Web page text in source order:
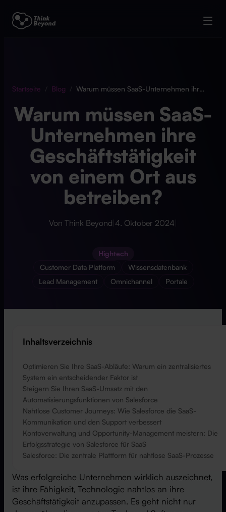
Startseite Blog Warum müssen SaaS-Unternehmen ihre Geschäftstätigkeit von einem Ort aus betreiben?
Warum müssen SaaS-
Unternehmen ihre
Geschäftstätigkeit
von einem Ort aus
betreiben?
Von Think Beyond 4. Oktober 2024
Hightech
Customer Data Platform
Wissensdatenbank
Lead Management
Omnichannel Portale
Inhaltsverzeichnis
Optimieren Sie Ihre SaaS-Abläufe: Warum ein zentralisiertes
System ein entscheidender Faktor ist
Steigern Sie Ihren SaaS-Umsatz mit den
Automatisierungsfunktionen von Salesforce
Nahtlose Customer Journeys: Wie Salesforce die SaaS-
Kommunikation und den Support verbessert
Kontoverwaltung und Opportunity-Management meistern: Die
Erfolgsstrategie von Salesforce für SaaS
Salesforce: Die zentrale Plattform für nahtlose SaaS-Prozesse
Was erfolgreiche Unternehmen wirklich auszeichnet,
ist ihre Fähigkeit, Technologie nahtlos an ihre
Geschäftstätigkeit anzupassen. Es geht nicht nur